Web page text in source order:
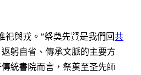
祀與戎。”祭奠先賢是我們回共
躬自省、傳承文脈的主要方
統書院而言，祭奠至圣先師